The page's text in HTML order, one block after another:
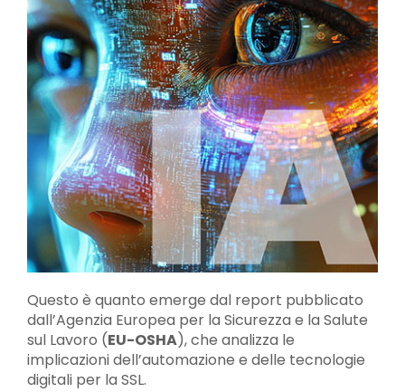
Questo è quanto emerge dal report pubblicato
dall’Agenzia Europea per la Sicurezza e la Salute
sul Lavoro (EU-OSHA), che analizza le
implicazioni dell’automazione e delle tecnologie
digitali per la SSL.